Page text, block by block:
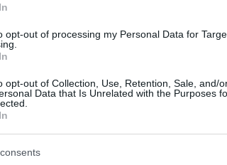
opt-out of processing my Personal Data for
opt-out of Collection, Use, Retention, Sale, and/
Data that Is Unrelated with the Purposes
διαρκώς μετά την πρώτη περίοδο
νίκησε δίκαια, παρότι ο Νίκολα
με
με οκτώ πόντους διαφορά στα μισά
κατάφερε να